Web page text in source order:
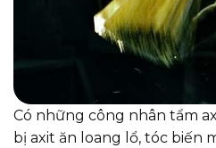
Có những công nhân tẩm
bị axit ăn loang lổ, tóc biến